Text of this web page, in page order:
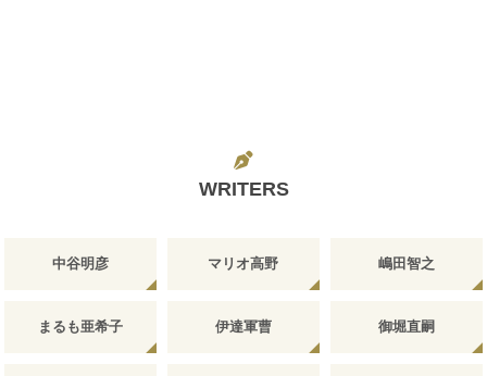
WRITERS
中谷明彦 マリオ高野 嶋田智之
まるも亜希子 伊達軍曹 御堀直嗣